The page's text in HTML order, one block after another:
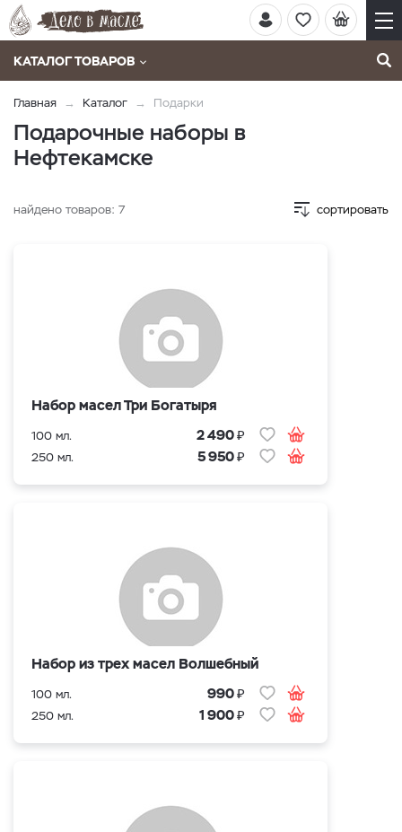
КАТАЛОГ ТОВАРОВ
Главная Каталог Подарки
Подарочные наборы в
Нефтекамске
найдено товаров: 7 сортировать
Набор масел Три Богатыря
100 мл. 2 490₽
250 мл. 5 950₽
Набор из трех масел Волшебный
100 мл. 990₽
250 мл. 1 900₽